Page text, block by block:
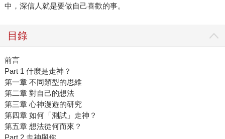
中，深信人就是要做自己喜歡的事。
目錄
前言
Part 1 什麼是走神？
第一章 不同類型的思維
第二章 對自己的想法
第三章 心神漫遊的研究
第四章 如何「測試」走神？
第五章 想法從何而來？
Part 2 走神與你